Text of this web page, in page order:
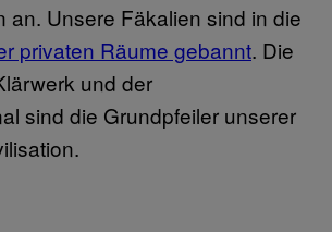
an. Unsere Fäkalien sind in die
privaten Räume gebannt. Die
und der
sind die Grundpfeiler unserer